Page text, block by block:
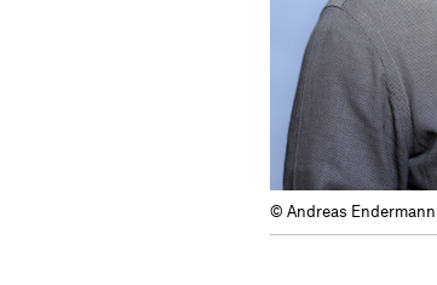
© Andreas Endermann